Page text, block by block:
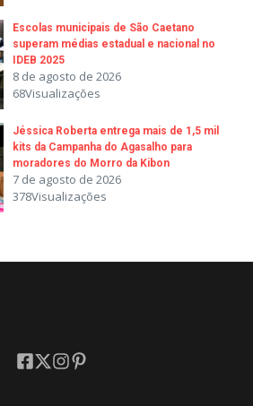
Escolas municipais de São Caetano
superam médias estadual e nacional no
IDEB 2025
8 de agosto de 2026
68Visualizações
Jéssica Roberta entrega mais de 1,5 mil
kits da Campanha do Agasalho para
moradores do Morro da Kibon
7 de agosto de 2026
378Visualizações